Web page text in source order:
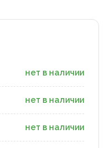
нет в наличии
нет в наличии
нет в наличии